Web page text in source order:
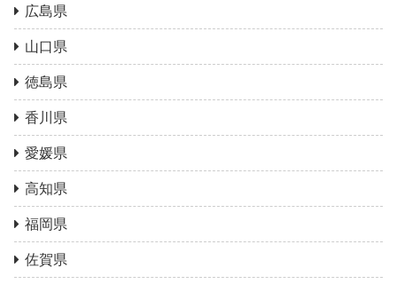
広島県
山口県
徳島県
香川県
愛媛県
高知県
福岡県
佐賀県